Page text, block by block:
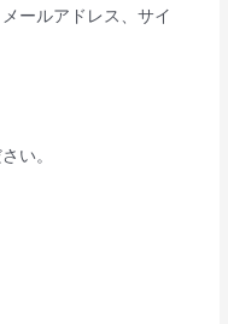
ールアドレス、サイ
い。